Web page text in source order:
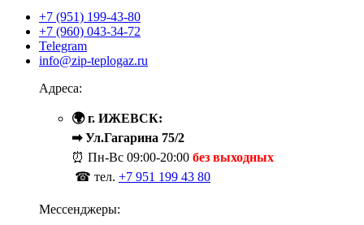
+7 (951) 199-43-80
+7 (960) 043-34-72
Telegram
info@zip-teplogaz.ru
Адреса:
🌍 г. ИЖЕВСК:
➡ Ул.Гагарина 75/2
⏰ Пн-Вс 09:00-20:00 без выходных
☎ тел. +7 951 199 43 80
Мессенджеры: